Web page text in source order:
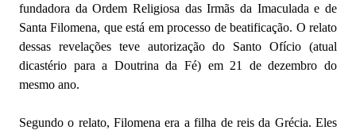
fundadora da Ordem Religiosa das Irmãs da Imaculada e de
Santa Filomena, que está em processo de beatificação. O relato
dessas revelações teve autorização do Santo Ofício (atual
dicastério para a Doutrina da Fé) em 21 de dezembro do
mesmo ano.
Segundo o relato, Filomena era a filha de reis da Grécia. Eles